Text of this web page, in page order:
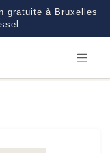
gratuite à Bruxelles